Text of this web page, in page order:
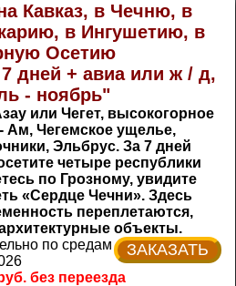
Кавказ, в Чечню, в
в Ингушетию, в
Осетию
дней + авиа или ж / д,
- ноябрь"
или Чегет, высокогорное
Ам, Чегемское ущелье,
Эльбрус. За 7 дней
четыре республики
по Грозному, увидите
«Сердце Чечни». Здесь
переплетаются,
объекты.
ЗАКАЗАТЬ
по средам
без переезда